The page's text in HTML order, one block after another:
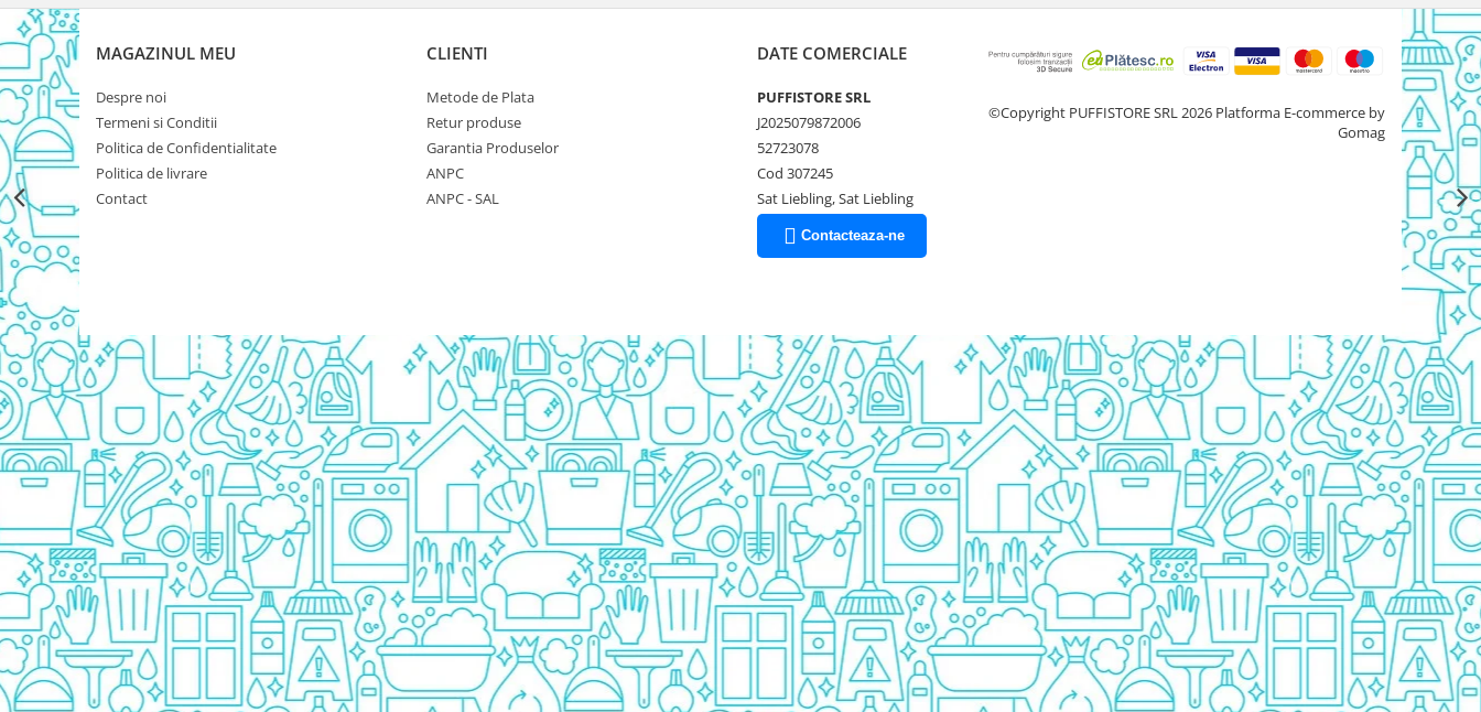
Rezerva Odorizant Camera Air Wick
Ingrijire Bebelusi
Servetele Umede Bebelusi
Suplimente Bebelusi
Lenjerii
Ingrijire Bebelusi
Scutece
Scutece Huggies
Scutece Happy
Scutece Pampers Bebelusi
Balsam Rufe Bebelusi
Servetele Umede Bebelusi
Suplimente Bebelusi
Betisoare
Detergent Bebelusi
Detergent Bebelusi Ariel
Sampon Bebelusi
Pasta de dinti *B*
Periuta De Dinti *B*
Periuta de Dinti Electrica Copii
Periuta de Dinti Oral B
Gel de Dus Bebelusi
MAGAZINUL MEU
Despre noi
Termeni si Conditii
Politica de Confidentialitate
Politica de livrare
Contact
CLIENTI
Metode de Plata
Retur produse
Garantia Produselor
ANPC
ANPC - SAL
DATE COMERCIALE
PUFFISTORE SRL
J2025079872006
52723078
Cod 307245
Sat Liebling, Sat Liebling
Contacteaza-ne
©Copyright PUFFISTORE SRL 2026 Platforma E-commerce by
Gomag